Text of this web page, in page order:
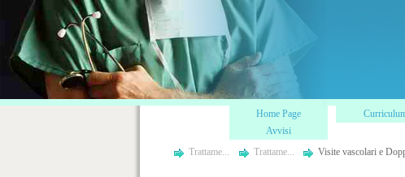
Trattame... Trattame... Visite vascolari e
Home Page
Avvisi